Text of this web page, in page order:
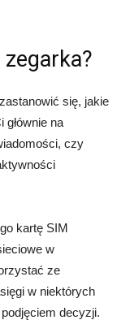
się, jakie
na
czy
kartę SIM
w
ze
w niektórych
decyzji.